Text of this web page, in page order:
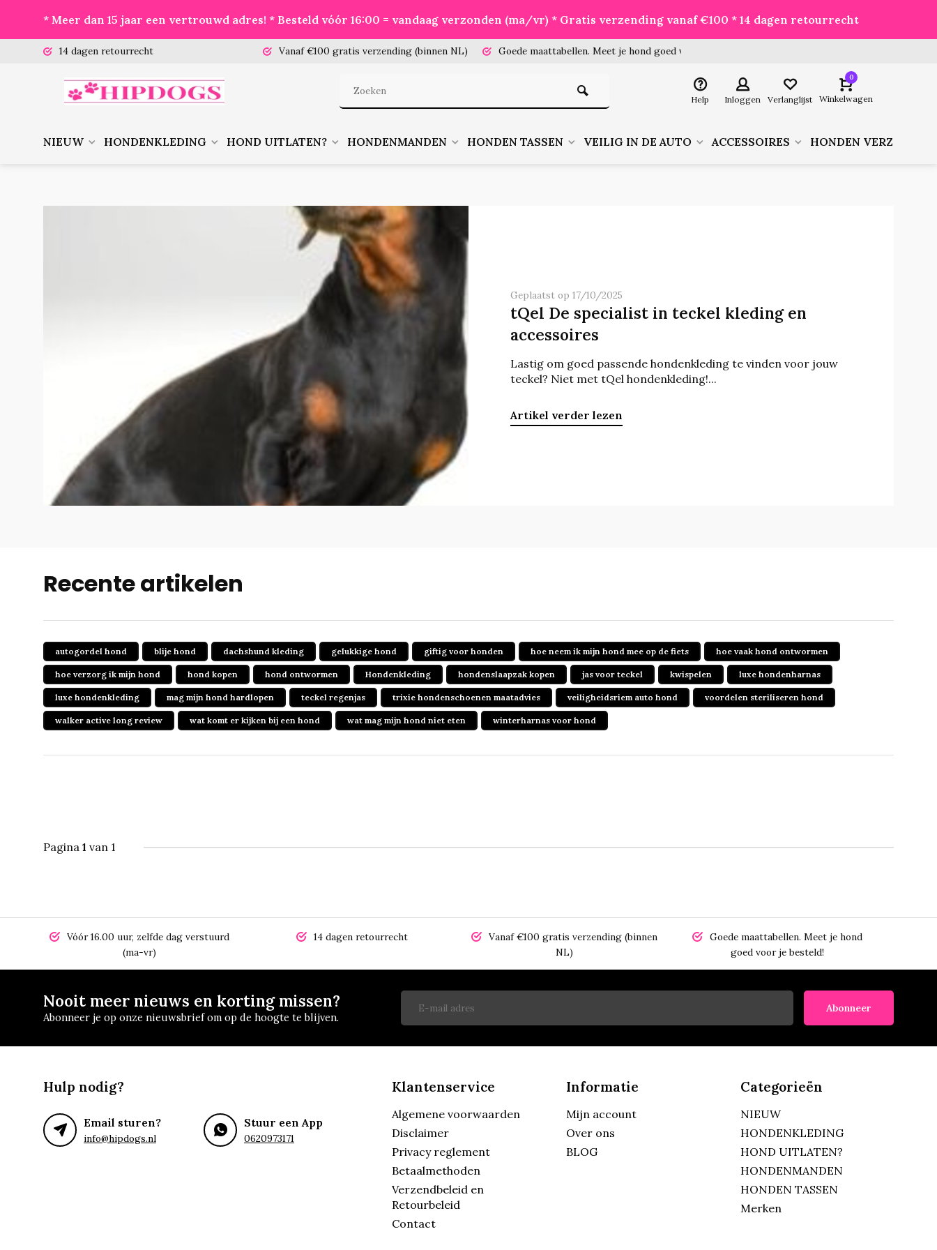
* Meer dan 15 jaar een vertrouwd adres! * Besteld vóór 16:00 = vandaag verzonden (ma/vr) * Gratis verzending vanaf €100 * 14 dagen retourrecht
14 dagen retourrecht Vanaf €100 gratis verzending (binnen NL) Goede maattabellen. Meet je hond goed voor je besteld!
Help Inloggen Verlanglijst
0
Winkelwagen
NIEUW HONDENKLEDING HOND UITLATEN? HONDENMANDEN HONDEN TASSEN VEILIG IN DE AUTO ACCESSOIRES HONDEN
Geplaatst op 17/10/2025
tQel De specialist in teckel kleding en
accessoires
Lastig om goed passende hondenkleding te vinden voor jouw
teckel? Niet met tQel hondenkleding!...
Artikel verder lezen
Recente artikelen
autogordel hond blije hond dachshund kleding gelukkige hond giftig voor honden hoe neem ik mijn hond mee op de fiets hoe vaak hond ontwormen
hoe verzorg ik mijn hond hond kopen hond ontwormen Hondenkleding hondenslaapzak kopen jas voor teckel kwispelen luxe hondenharnas
luxe hondenkleding mag mijn hond hardlopen teckel regenjas trixie hondenschoenen maatadvies veiligheidsriem auto hond voordelen steriliseren hond
walker active long review wat komt er kijken bij een hond wat mag mijn hond niet eten winterharnas voor hond
Pagina 1 van 1
Vóór 16.00 uur, zelfde dag verstuurd
(ma-vr)
14 dagen retourrecht
Vanaf €100 gratis verzending (binnen
NL)
Goede maattabellen. Meet je hond
goed voor je besteld!
Nooit meer nieuws en korting missen?
Abonneer je op onze nieuwsbrief om op de hoogte te blijven.
Abonneer
Hulp nodig?
Email sturen?
info@hipdogs.nl
Stuur een App
0620973171
Klantenservice
Algemene voorwaarden
Disclaimer
Privacy reglement
Betaalmethoden
Verzendbeleid en
Retourbeleid
Contact
Informatie
Mijn account
Over ons
BLOG
Categorieën
NIEUW
HONDENKLEDING
HOND UITLATEN?
HONDENMANDEN
HONDEN TASSEN
Merken